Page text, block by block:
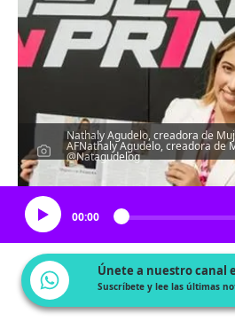
Nathaly Agudelo, creadora de
AFNathaly Agudelo, creadora de
@Natagudelog
Escucha el
00:00
Únete a nuestro canal
Suscríbete y lee las últimas